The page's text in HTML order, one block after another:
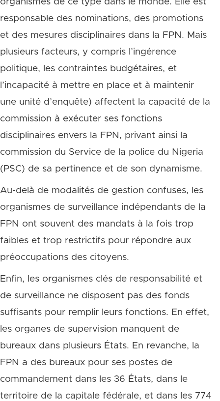
responsable des nominations, des promotions
et des mesures disciplinaires dans la FPN. Mais
plusieurs facteurs, y compris l’ingérence
politique, les contraintes budgétaires, et
l’incapacité à mettre en place et à maintenir
une unité d’enquête) affectent la capacité de la
commission à exécuter ses fonctions
disciplinaires envers la FPN, privant ainsi la
commission du Service de la police du Nigeria
(PSC) de sa pertinence et de son dynamisme.
Au-delà de modalités de gestion confuses, les
organismes de surveillance indépendants de la
FPN ont souvent des mandats à la fois trop
faibles et trop restrictifs pour répondre aux
préoccupations des citoyens.
Enfin, les organismes clés de responsabilité et
de surveillance ne disposent pas des fonds
suffisants pour remplir leurs fonctions. En effet,
les organes de supervision manquent de
bureaux dans plusieurs États. En revanche, la
FPN a des bureaux pour ses postes de
commandement dans les 36 États, dans le
territoire de la capitale fédérale, et dans les 774